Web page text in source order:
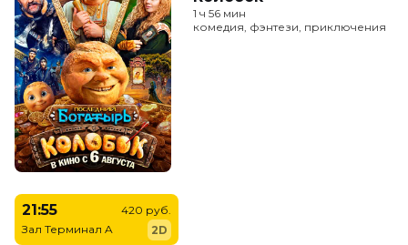
1 ч 56 мин
комедия, фэнтези, приключения
21:55
Зал Терминал A
420 руб.
2D